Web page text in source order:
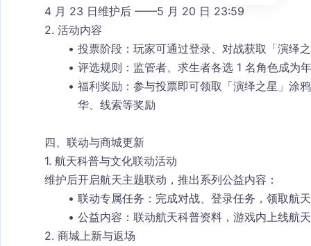
4 月 23 日维护后 ——5 月 20 日 23:59
2. 活动内容
投票阶段：玩家可通过登录、对战获取「演绎
评选规则 ：监管者、求生者各选 1 名角色成为
福利奖励 ：参与投票即可领取「演绎之星」涂
华、线索等奖励
四、联动与商城更新
1. 航天科普与文化联动活动
维护后开启航天主题联动，推出系列公益内容：
联动专属任务：完成对战、登录任务，领取航
公益内容：联动航天科普资料，游戏内上线航
2. 商城上新与返场